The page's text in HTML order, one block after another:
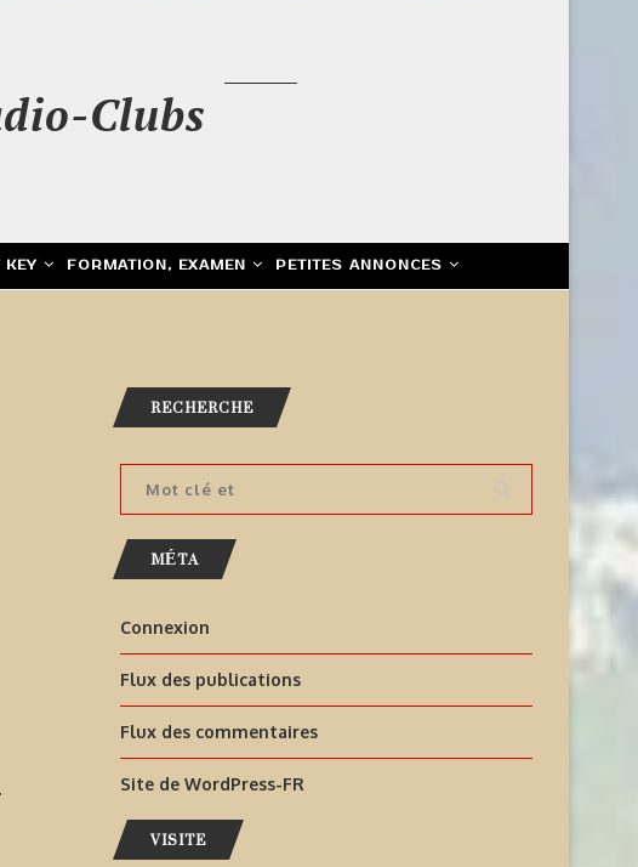
Clubs
KEY FORMATION, EXAMEN PETITES ANNONCES
RECHERCHE
MÉTA
Connexion
Flux des publications
Flux des commentaires
Site de WordPress-FR
VISITE